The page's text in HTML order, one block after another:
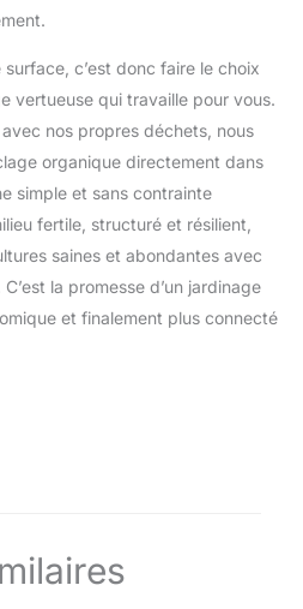
c’est donc faire le choix
vertueuse qui travaille pour vous.
nos propres déchets, nous
organique directement dans
simple et sans contrainte
fertile, structuré et résilient,
saines et abondantes avec
la promesse d’un jardinage
et finalement plus connecté